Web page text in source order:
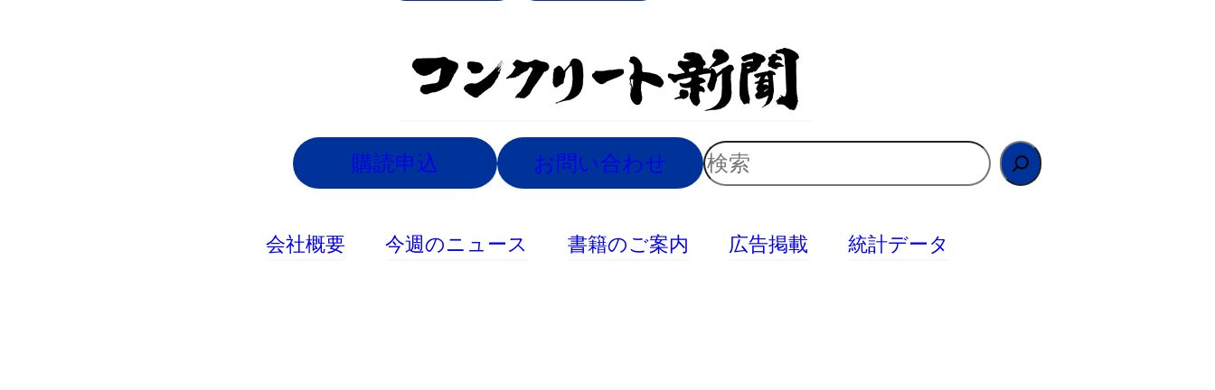
購読申込 お問い合わせ
検
索
会社概要 今週のニュース 書籍のご案内 広告掲載 統計データ